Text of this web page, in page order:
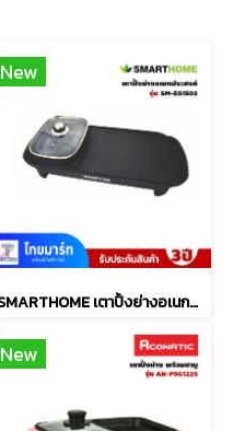
New
SMARTHOME เตาปิ้งย่างอเนกประสงค์พร้อมหม้อสุกี้ รุ่น SM-EG1503
New